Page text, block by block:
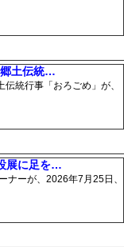
土伝統…
統行事「おろごめ」が、
展に足を…
ーが、2026年7月25日、